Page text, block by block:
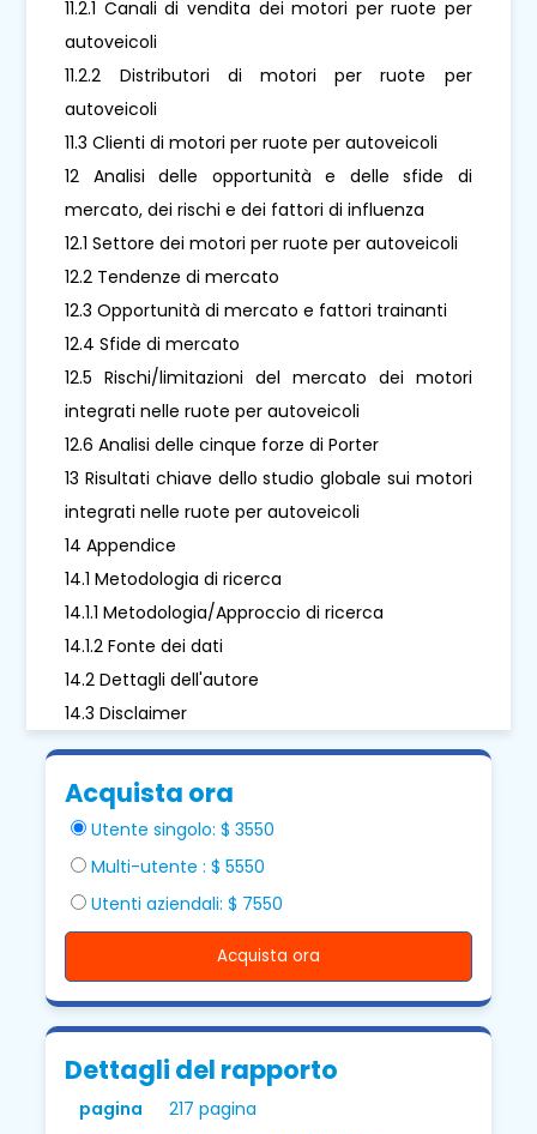
11.2.1 Canali di vendita dei motori per ruote per
autoveicoli
11.2.2 Distributori di motori per ruote per
autoveicoli
11.3 Clienti di motori per ruote per autoveicoli
12 Analisi delle opportunità e delle sfide di
mercato, dei rischi e dei fattori di influenza
12.1 Settore dei motori per ruote per autoveicoli
12.2 Tendenze di mercato
12.3 Opportunità di mercato e fattori trainanti
12.4 Sfide di mercato
12.5 Rischi/limitazioni del mercato dei motori
integrati nelle ruote per autoveicoli
12.6 Analisi delle cinque forze di Porter
13 Risultati chiave dello studio globale sui motori
integrati nelle ruote per autoveicoli
14 Appendice
14.1 Metodologia di ricerca
14.1.1 Metodologia/Approccio di ricerca
14.1.2 Fonte dei dati
14.2 Dettagli dell'autore
14.3 Disclaimer
Acquista ora
Utente singolo: $ 3550
Multi-utente : $ 5550
Utenti aziendali: $ 7550
Acquista ora
Dettagli del rapporto
pagina
217 pagina